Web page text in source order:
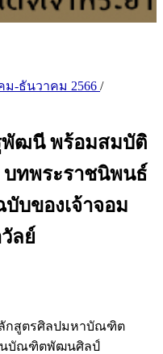
ม-ธันวาคม 2566 /
พัฒนี พร้อมสมบัติ
บทพระราชนิพนธ์
บของเจ้าจอม
ลย์
กสูตรศิลปมหาบัณฑิต
นบัณฑิตพัฒนศิลป์